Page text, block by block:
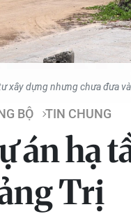
xây dựng nhưng chưa đưa
BỘ TIN CHUNG
án hạ
Trị